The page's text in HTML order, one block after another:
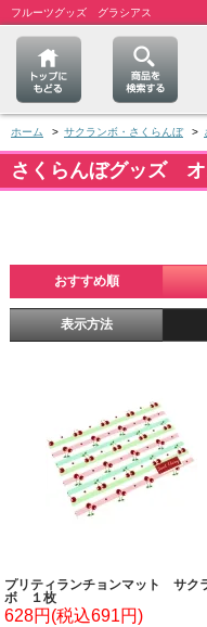
フルーツグッズ グラシアス
ホーム > サクランボ・さくらんぼ >
さくらんぼグッズ
おすすめ順
表示方法
プリティランチョンマット サク
ボ １枚
628円(税込691円)